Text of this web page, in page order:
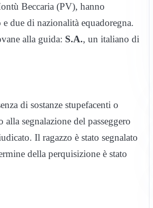
Beccaria (PV), hanno
due di nazionalità equadoregna.
alla guida: S.A., un italiano di
di sostanze stupefacenti o
segnalazione del passeggero
Il ragazzo è stato segnalato
della perquisizione è stato